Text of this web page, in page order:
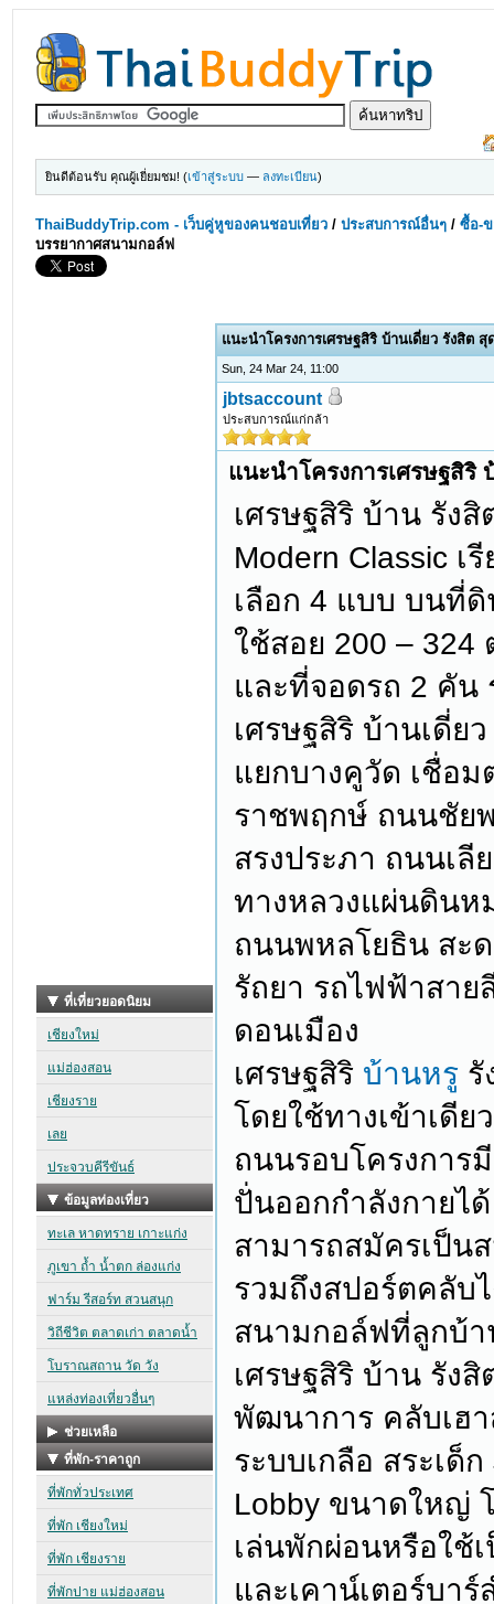
ยินดีต้อนรับ คุณผู้เยี่ยมชม! (เข้าสู่ระบบ — ลงทะเบียน)
ThaiBuddyTrip.com - เว็บคู่หูของคนชอบเที่ยว /ประสบการณ์อื่นๆ /ซื้อ-ข
บรรยากาศสนามกอล์ฟ
แนะนำโครงการเศรษฐสิริ บ้านเดี่ยว รังสิต
Sun, 24 Mar 24, 11:00
jbtsaccount
ประสบการณ์แก่กล้า
แนะนำโครงการเศรษฐสิ
เศรษฐสิริ บ้าน รัง
Modern Classic
เลือก 4 แบบ บนที่
ใช้สอย 200 –
และที่จอดรถ 2 คัน
เศรษฐสิริ บ้านเดี่ย
แยกบางคูวัด เชื่อ
ราชพฤกษ์ ถนนชัย
สรงประภา ถนนเ
ทางหลวงแผ่นดินห
ถนนพหลโยธิน สะด
รัถยา รถไฟฟ้าสา
ดอนเมือง
เศรษฐสิริ บ้านหรู รั
โดยใช้ทางเข้าเดี
ถนนรอบโครงการ
ปั่นออกกำลังกายไ
สามารถสมัครเป็น
รวมถึงสปอร์ตคลับ
สนามกอล์ฟที่ลูกบ้า
เศรษฐสิริ บ้าน รัง
พัฒนาการ คลับเฮ
ระบบเกลือ สระเด็
Lobby ขนาดใหญ่
เล่นพักผ่อนหรือใช้
และเคาน์เตอร์บา